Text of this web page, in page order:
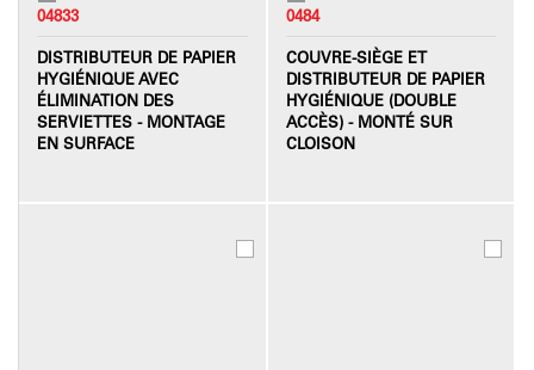
04833
DISTRIBUTEUR DE PAPIER
HYGIÉNIQUE AVEC
ÉLIMINATION DES
SERVIETTES - MONTAGE
EN SURFACE
0484
COUVRE-SIÈGE ET
DISTRIBUTEUR DE PAPIER
HYGIÉNIQUE (DOUBLE
ACCÈS) - MONTÉ SUR
CLOISON